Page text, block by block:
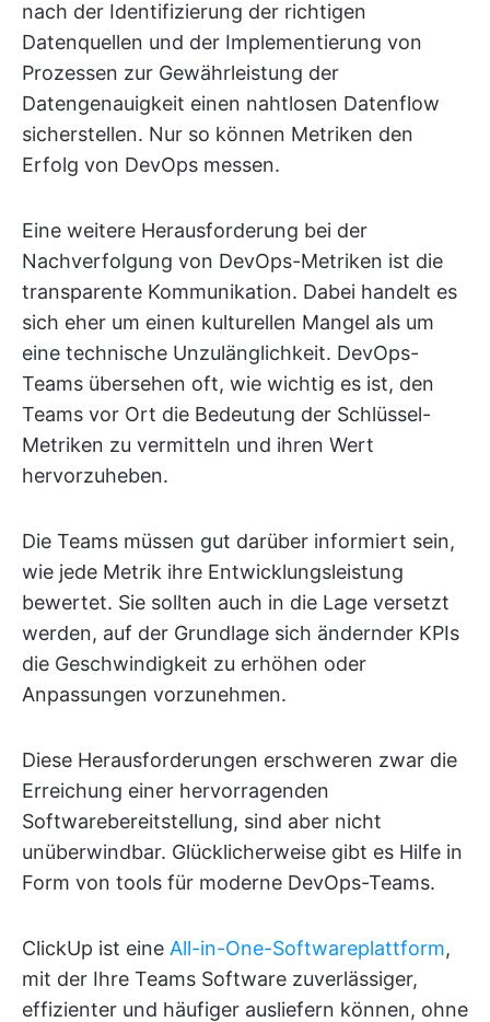
nach der Identifizierung der richtigen
Datenquellen und der Implementierung von
Prozessen zur Gewährleistung der
Datengenauigkeit einen nahtlosen Datenflow
sicherstellen. Nur so können Metriken den
Erfolg von DevOps messen.
Eine weitere Herausforderung bei der
Nachverfolgung von DevOps-Metriken ist die
transparente Kommunikation. Dabei handelt es
sich eher um einen kulturellen Mangel als um
eine technische Unzulänglichkeit. DevOps-
Teams übersehen oft, wie wichtig es ist, den
Teams vor Ort die Bedeutung der Schlüssel-
Metriken zu vermitteln und ihren Wert
hervorzuheben.
Die Teams müssen gut darüber informiert sein,
wie jede Metrik ihre Entwicklungsleistung
bewertet. Sie sollten auch in die Lage versetzt
werden, auf der Grundlage sich ändernder KPIs
die Geschwindigkeit zu erhöhen oder
Anpassungen vorzunehmen.
Diese Herausforderungen erschweren zwar die
Erreichung einer hervorragenden
Softwarebereitstellung, sind aber nicht
unüberwindbar. Glücklicherweise gibt es Hilfe in
Form von tools für moderne DevOps-Teams.
ClickUp ist eine All-in-One-Softwareplattform,
mit der Ihre Teams Software zuverlässiger,
effizienter und häufiger ausliefern können, ohne